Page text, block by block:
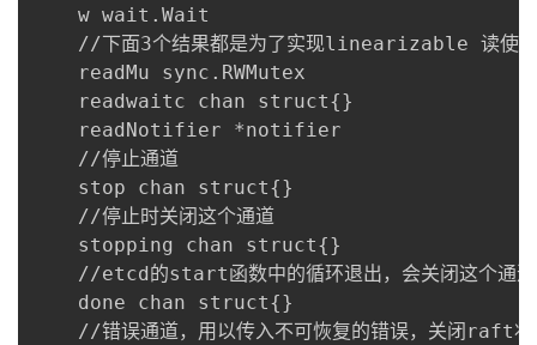
w wait.Wait
//下面3个结果都是为了实现linearizable 读使
readMu sync.RWMutex
readwaitc chan struct{}
readNotifier *notifier
//停止通道
stop chan struct{}
//停止时关闭这个通道
stopping chan struct{}
//etcd的start函数中的循环退出，会关闭这个通道
done chan struct{}
//错误通道，用以传入不可恢复的错误，关闭raft状